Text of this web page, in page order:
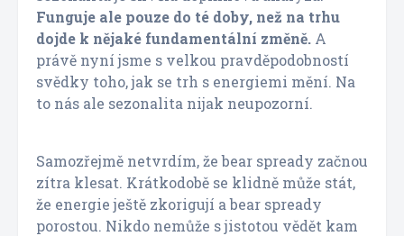
Funguje ale pouze do té doby, než na trhu
dojde k nějaké fundamentální změně. A
právě nyní jsme s velkou pravděpodobností
svědky toho, jak se trh s energiemi mění. Na
to nás ale sezonalita nijak neupozorní.
Samozřejmě netvrdím, že bear spready začnou
zítra klesat. Krátkodobě se klidně může stát,
že energie ještě zkorigují a bear spready
porostou. Nikdo nemůže s jistotou vědět kam